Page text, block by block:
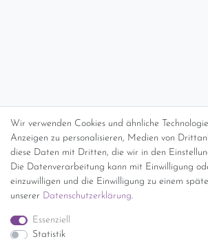
Wir verwenden Cookies und ähnliche
Anzeigen zu personalisieren, Medien von
diese Daten mit Dritten, die wir in den
Die Datenverarbeitung kann mit Einwilligung
einzuwilligen und die Einwilligung zu einem
unserer Daten­schutz­erklärung.
Essenziell
Statistik